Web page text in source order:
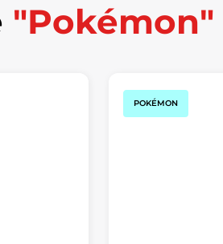
"Pokémon"
POKÉMON